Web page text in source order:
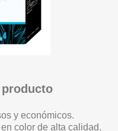
y económicos.
color de alta calidad.